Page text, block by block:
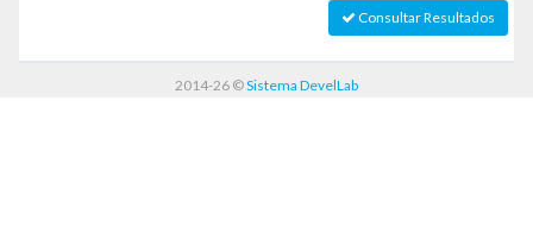
Consultar Resultados
2014-26 ©Sistema DevelLab